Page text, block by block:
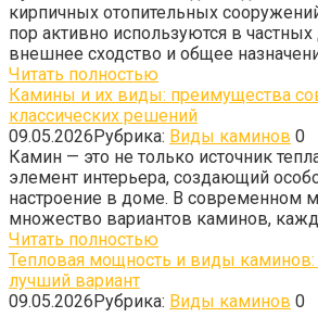
кирпичных отопительных
пор активно используются в
внешнее сходство и общее
Читать полностью
Камины и их виды: преимущества
классических решений
09.05.2026Рубрика: Виды каминов 0
Камин — это не только источник
элемент интерьера, создающий
настроение в доме. В современном
множество вариантов каминов,
Читать полностью
Тепловая мощность и виды каминов:
лучший вариант
09.05.2026Рубрика: Виды каминов 0